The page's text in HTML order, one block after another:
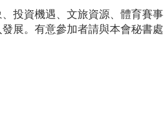
投資機遇、文旅資源、體育賽事
展。有意參加者請與本會秘書處